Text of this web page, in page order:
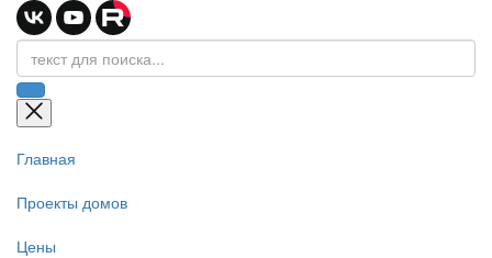
Главная
Проекты домов
Цены